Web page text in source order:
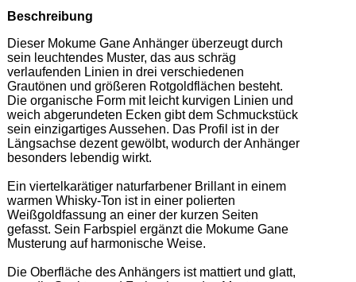
Beschreibung
Dieser Mokume Gane Anhänger überzeugt durch
sein leuchtendes Muster, das aus schräg
verlaufenden Linien in drei verschiedenen
Grautönen und größeren Rotgoldflächen besteht.
Die organische Form mit leicht kurvigen Linien und
weich abgerundeten Ecken gibt dem Schmuckstück
sein einzigartiges Aussehen. Das Profil ist in der
Längsachse dezent gewölbt, wodurch der Anhänger
besonders lebendig wirkt.
Ein viertelkarätiger naturfarbener Brillant in einem
warmen Whisky-Ton ist in einer polierten
Weißgoldfassung an einer der kurzen Seiten
gefasst. Sein Farbspiel ergänzt die Mokume Gane
Musterung auf harmonische Weise.
Die Oberfläche des Anhängers ist mattiert und glatt,